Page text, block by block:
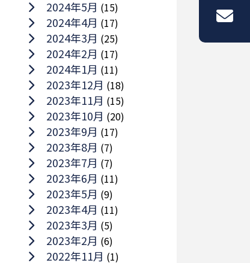
2024年5月 (15)
2024年4月 (17)
2024年3月 (25)
2024年2月 (17)
2024年1月 (11)
2023年12月 (18)
2023年11月 (15)
2023年10月 (20)
2023年9月 (17)
2023年8月 (7)
2023年7月 (7)
2023年6月 (11)
2023年5月 (9)
2023年4月 (11)
2023年3月 (5)
2023年2月 (6)
2022年11月 (1)